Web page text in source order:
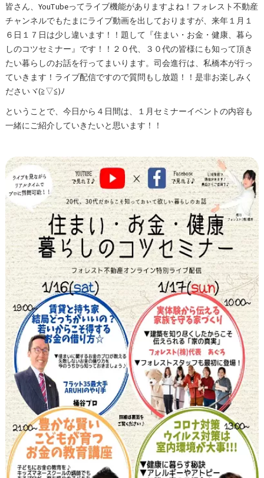
皆さん、YouTubeってライブ機能がありますよね！フォレスト不動産
チャンネルでもたまにライブ動画を出しておりますが、来年１月１
６日１７日は少し違います！！題して『住まい・お金・健康、暮ら
しのコツセミナー』です！！２０代、３０代の皆様にも知って頂き
たい暮らしのお話を行ってまいります。司会進行は、私橋本が行っ
ていきます！ライブ配信ですので質問もし放題！！是非お楽しみく
ださいヾ(≧▽≦)ﾉ
ということで、今日から４日間は、１月セミナーイベントの内容も
一緒にご紹介していきたいと思います！！